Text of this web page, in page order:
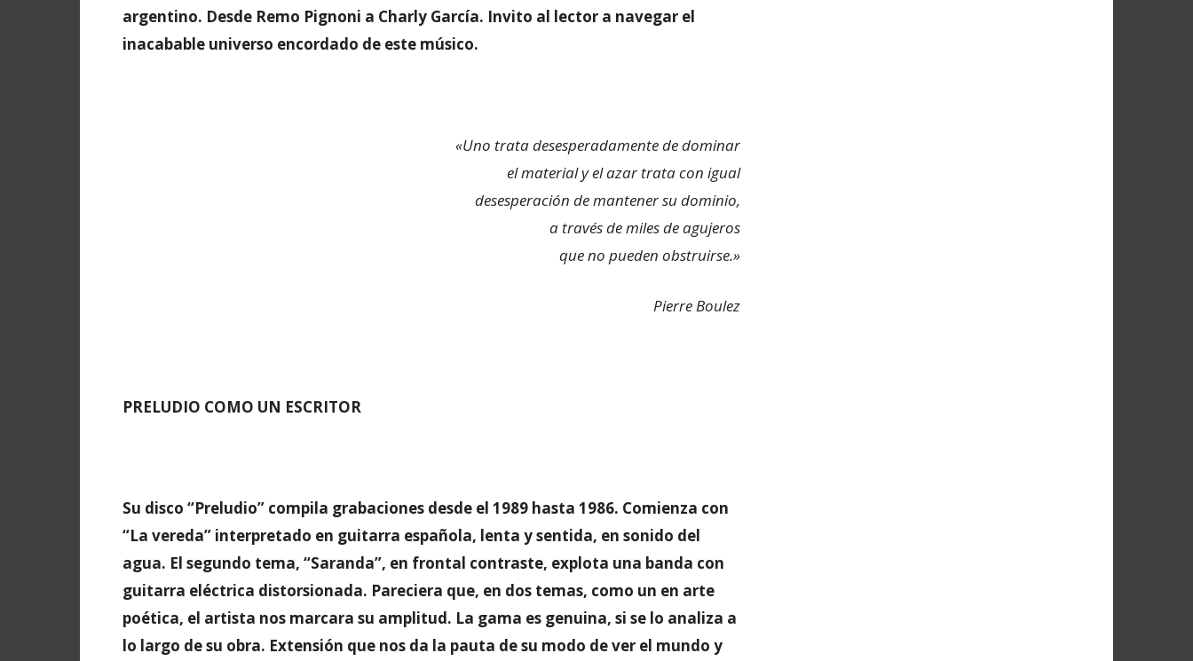
argentino. Desde Remo Pignoni a Charly García. Invito al lector a navegar el
inacabable universo encordado de este músico.
«Uno trata desesperadamente de dominar
el material y el azar trata con igual
desesperación de mantener su dominio,
a través de miles de agujeros
que no pueden obstruirse.»
Pierre Boulez
PRELUDIO COMO UN ESCRITOR
Su disco “Preludio” compila grabaciones desde el 1989 hasta 1986. Comienza con
“La vereda” interpretado en guitarra española, lenta y sentida, en sonido del
agua. El segundo tema, “Saranda”, en frontal contraste, explota una banda con
guitarra eléctrica distorsionada. Pareciera que, en dos temas, como un en arte
poética, el artista nos marcara su amplitud. La gama es genuina, si se lo analiza a
lo largo de su obra. Extensión que nos da la pauta de su modo de ver el mundo y